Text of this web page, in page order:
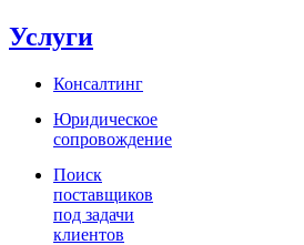
Услуги
Консалтинг
Юридическое
сопровождение
Поиск
поставщиков
под задачи
клиентов